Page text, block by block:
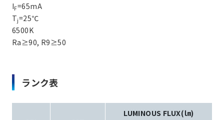
IF=65mA
Tj=25℃
6500K
Ra≥90, R9≥50
ランク表
LUMINOUS FLUX(㏐)